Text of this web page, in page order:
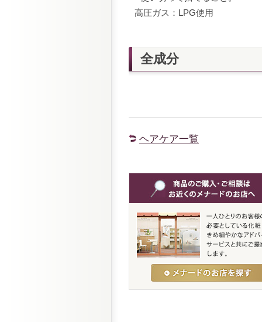
高圧ガス：LPG使用
全成分
ヘアケア一覧